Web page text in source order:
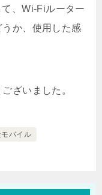
、Wi-Fiルーター
か、使用した感
ざいました。
モバイル